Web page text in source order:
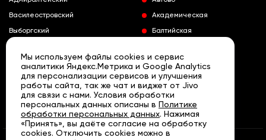
Василеостровский
Выборгский
Колпинский
Красногвардейский
Краносельский
Кронштадтский
Курортный
Развернуть
Академическая
Балтийская
Выборгская
Гражданский проспект
Девяткино
Кировский завод
Ленинский проспект
Мы используем файлы cookies и сервис
аналитики Яндекс.Метрика и Google Analytics
для персонализации сервисов и улучшения
работы сайта, так же чат и виджет от Jivo
для связи с нами. Условия обработки
персональных данных описаны в Политике
обработки персональных данных. Нажимая
«Принять», вы даёте согласие на обработку
cookies. Отключить cookies можно в